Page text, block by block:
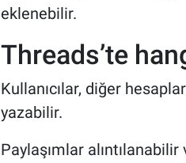
eklenebilir.
Threads’te
Kullanıcılar, diğer
yazabilir.
Paylaşımlar